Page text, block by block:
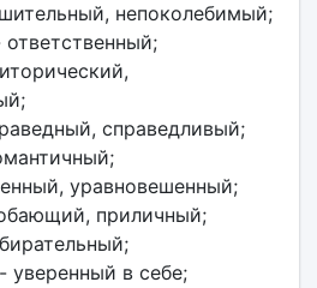
непоколебимый;
ответственный;
справедливый;
уравновешенный;
приличный;
уверенный в себе;